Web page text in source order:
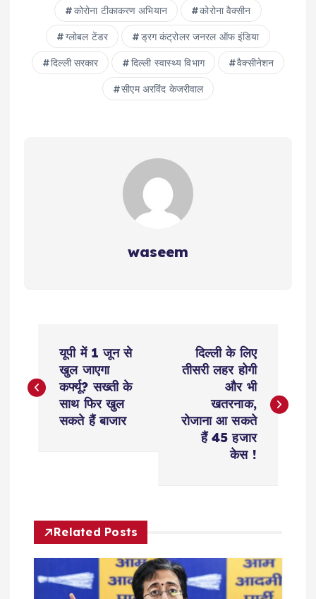
कोरोना टीकाकरण अभ‍ियान कोरोना वैक्‍सीन
ग्लोबल टेंडर ड्रग कंट्रोलर जनरल ऑफ इंडिया
द‍िल्‍ली सरकार दिल्ली स्वास्थ्य विभाग वैक्सीनेशन
सीएम अरव‍िंंद केजरीवाल
waseem
o
a
v
यूपी में 1 जून से
खुल जाएगा
कर्फ्यू? सख्ती के
साथ फिर खुल
सकते हैं बाजार
दिल्‍ली के लिए
तीसरी लहर होगी
और भी
खतरनाक,
रोजाना आ सकते
हैं 45 हजार
केस !
Related Posts